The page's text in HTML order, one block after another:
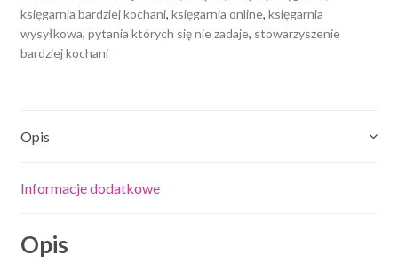
reporterów.
12
ważnych
księgarnia bardziej kochani, księgarnia online, księgarnia
wysyłkowa, pytania których się nie zadaje, stowarzyszenie
bardziej kochani
Opis
Informacje dodatkowe
Opis